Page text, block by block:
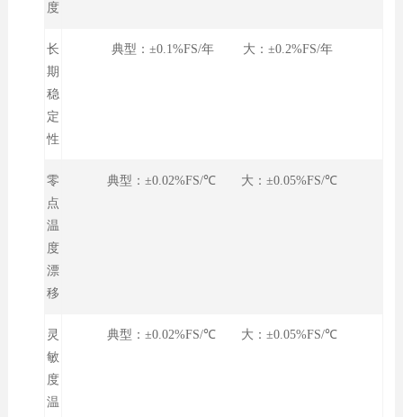
度
长
期
稳
定
性
典型：±0.1%FS/年 大：±0.2%FS/年
零
点
温
度
漂
移
典型：±0.02%FS/℃ 大：±0.05%FS/℃
灵
敏
度
温
典型：±0.02%FS/℃ 大：±0.05%FS/℃